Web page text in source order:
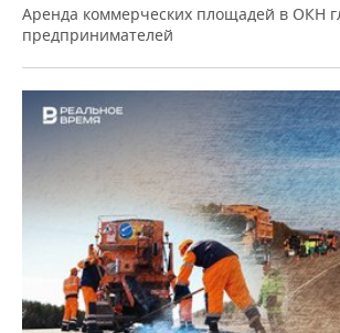
Аренда коммерческих площадей в ОКН
предпринимателей